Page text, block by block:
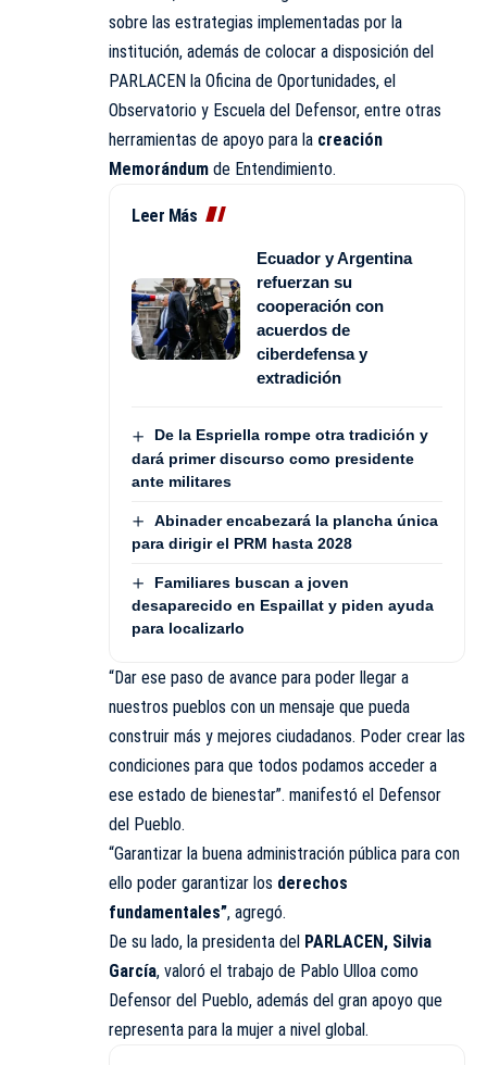
sobre las estrategias implementadas por la
institución, además de colocar a disposición del
PARLACEN la Oficina de Oportunidades, el
Observatorio y Escuela del Defensor, entre otras
herramientas de apoyo para la creación
Memorándum de Entendimiento.
Leer Más
Ecuador y Argentina
refuerzan su
cooperación con
acuerdos de
ciberdefensa y
extradición
De la Espriella rompe otra tradición y
dará primer discurso como presidente
ante militares
Abinader encabezará la plancha única
para dirigir el PRM hasta 2028
Familiares buscan a joven
desaparecido en Espaillat y piden ayuda
para localizarlo
“Dar ese paso de avance para poder llegar a
nuestros pueblos con un mensaje que pueda
construir más y mejores ciudadanos. Poder crear las
condiciones para que todos podamos acceder a
ese estado de bienestar”. manifestó el Defensor
del Pueblo.
“Garantizar la buena administración pública para con
ello poder garantizar los derechos
fundamentales”, agregó.
De su lado, la presidenta del PARLACEN, Silvia
García, valoró el trabajo de Pablo Ulloa como
Defensor del Pueblo, además del gran apoyo que
representa para la mujer a nivel global.